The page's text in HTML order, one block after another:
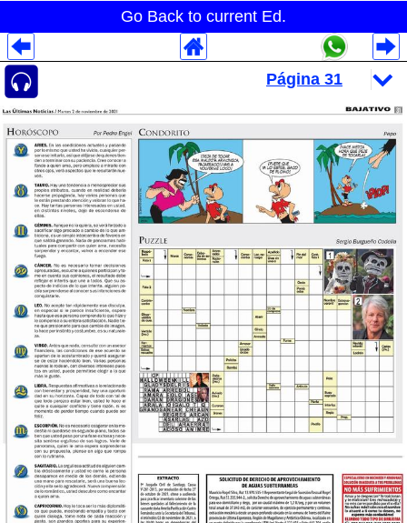
Go Back to current Ed.
Despliegues Analytics
Despliegues Totales
Despliegues por Rubros